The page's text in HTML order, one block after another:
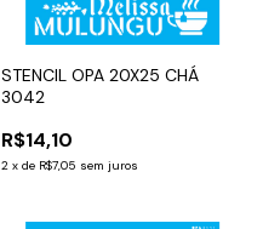
STENCIL OPA 20X25 CHÁ
3042
R$14,10
2 x de R$7,05 sem juros